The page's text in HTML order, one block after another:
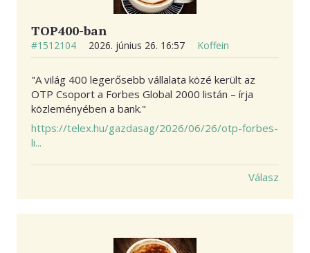
TOP400-ban
#1512104 2026. június 26. 16:57 Koffein
"A világ 400 legerősebb vállalata közé került az
OTP Csoport a Forbes Global 2000 listán – írja
közleményében a bank."
https://telex.hu/gazdasag/2026/06/26/otp-forbes-
li...
Válasz